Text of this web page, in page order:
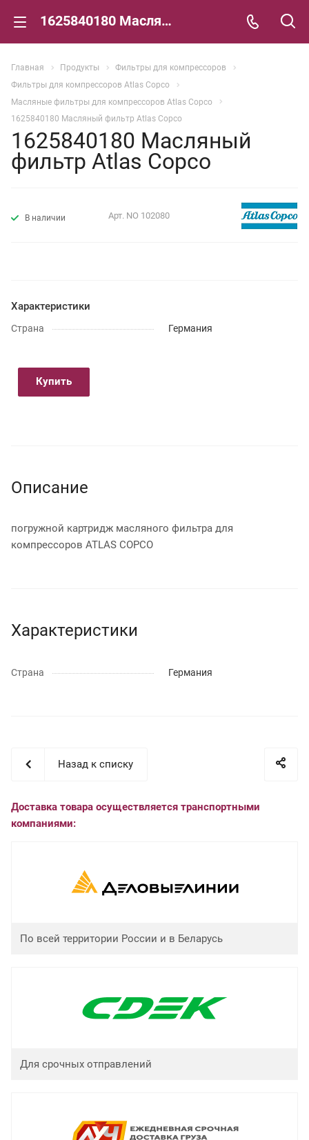
1625840180 Масляный фильтр Atlas Copco
Главная Продукты
Фильтры для компрессоров
Фильтры для компрессоров Atlas Copco
Масляные фильтры для компрессоров Atlas Copco
1625840180 Масляный фильтр Atlas Copco
1625840180 Масляный
фильтр Atlas Copco
В наличии Арт. NO 102080
Характеристики
Страна Германия
Купить
Описание
погружной картридж масляного фильтра для
компрессоров ATLAS COPCO
Характеристики
Страна Германия
Назад к списку
Доставка товара осуществляется транспортными
компаниями:
По всей территории России и в Беларусь
Для срочных отправлений